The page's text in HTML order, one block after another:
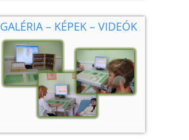
GALÉRIA – KÉPEK – VIDEÓK